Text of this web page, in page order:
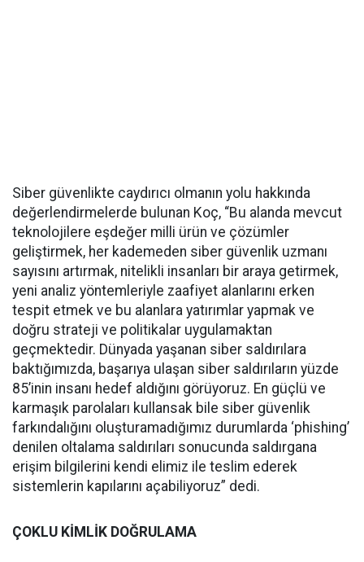
Siber güvenlikte caydırıcı olmanın yolu hakkında
değerlendirmelerde bulunan Koç, “Bu alanda mevcut
teknolojilere eşdeğer milli ürün ve çözümler
geliştirmek, her kademeden siber güvenlik uzmanı
sayısını artırmak, nitelikli insanları bir araya getirmek,
yeni analiz yöntemleriyle zaafiyet alanlarını erken
tespit etmek ve bu alanlara yatırımlar yapmak ve
doğru strateji ve politikalar uygulamaktan
geçmektedir. Dünyada yaşanan siber saldırılara
baktığımızda, başarıya ulaşan siber saldırıların yüzde
85’inin insanı hedef aldığını görüyoruz. En güçlü ve
karmaşık parolaları kullansak bile siber güvenlik
farkındalığını oluşturamadığımız durumlarda ‘phishing’
denilen oltalama saldırıları sonucunda saldırgana
erişim bilgilerini kendi elimiz ile teslim ederek
sistemlerin kapılarını açabiliyoruz” dedi.
ÇOKLU KİMLİK DOĞRULAMA